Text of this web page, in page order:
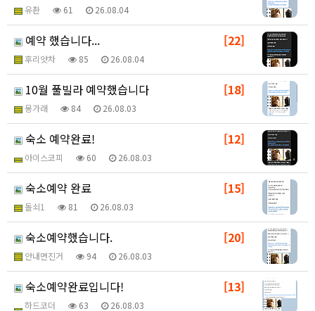
유좐 61 26.08.04
[22]
예약 했습니다...
후리얏차 85 26.08.04
[18]
10월 풀빌라 예약했습니다
몽가래 84 26.08.03
[12]
숙소 예약완료!
아이스코피 60 26.08.03
[15]
숙소예약 완료
돌쇠1 81 26.08.03
[20]
숙소예약했습니다.
안내면진거 94 26.08.03
[13]
숙소예약완료입니다!
하드코더 63 26.08.03